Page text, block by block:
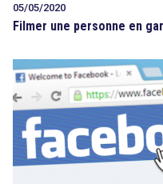
05/05/2020
Filmer une personne en